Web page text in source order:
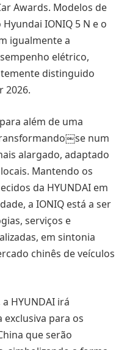
Awards. Modelos de
IONIQ 5 N e o
igualmente a
elétrico,
distinguido
2026.
além de uma
num
alargado, adaptado
Mantendo os
da HYUNDAI em
a IONIQ está a ser
serviços e
em sintonia
chinês de veículos
HYUNDAI irá
para os
que serão